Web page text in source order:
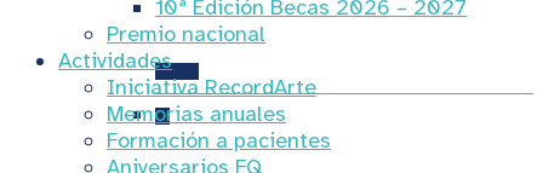
VII Aniversario FQ
VI Aniversario FQ
10ª Edición Becas 2026 – 2027
Premio nacional
Actividades
Iniciativa RecordArte
Memorias anuales
Formación a pacientes
Aniversarios FQ